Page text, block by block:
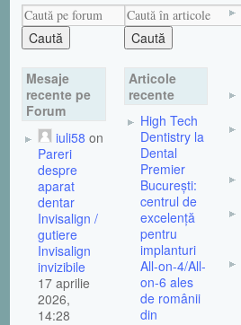
Mesaje
recente pe
Forum
iuli58 on
Pareri
despre
aparat
dentar
Invisalign /
gutiere
Invisalign
invizibile
17 aprilie
2026,
14:28
Articole
recente
High Tech
Dentistry la
Dental
Premier
București:
centrul de
excelență
pentru
implanturi
All-on-4/All-
on-6 ales
de românii
din